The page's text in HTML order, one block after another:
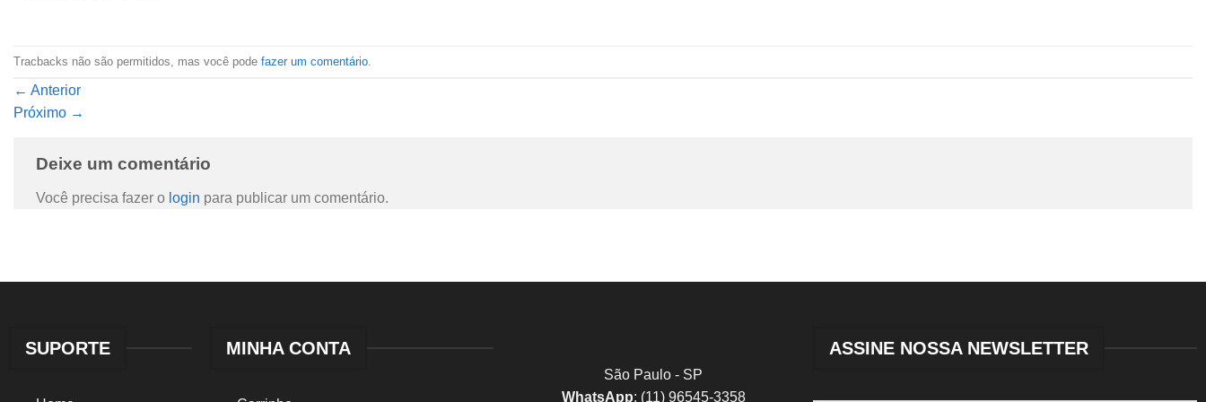
Tracbacks não são permitidos, mas você pode fazer um comentário
← Anterior
Próximo →
Deixe um comentário
Você precisa fazer o login para publicar um comentário.
SUPORTE MINHA CONTA
São Paulo - SP
WhatsApp: (11) 96545-3358
ASSINE NOSSA NEWSLETTER